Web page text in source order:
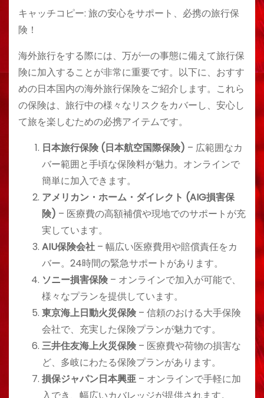
キャッチコピー: 旅の安心をサポート、必携の旅行保
険！
海外旅行をする際には、万が一の事態に備えて旅行保
険に加入することが非常に重要です。以下に、おすす
めの日本国内の海外旅行保険をご紹介します。これら
の保険は、旅行中の様々なリスクをカバーし、安心し
て旅を楽しむための必携アイテムです。
日本旅行保険 (日本航空国際保険) – 広範囲なカ
バー範囲と手頃な保険料が魅力。オンラインで
簡単に加入できます。
アメリカン・ホーム・ダイレクト (AIG損害保
険) – 医療費の高額補償や現地でのサポートが充
実しています。
AIU保険会社 – 幅広い医療費用や賠償責任をカ
バー。24時間の緊急サポートがあります。
ソニー損害保険– オンラインで加入が可能で、
様々なプランを提供しています。
東京海上日動火災保険– 信頼のおける大手保険
会社で、充実した保険プランが魅力です。
三井住友海上火災保険– 医療費や荷物の損害な
ど、多岐にわたる保険プランがあります。
損保ジャパン日本興亜 – オンラインで手軽に加